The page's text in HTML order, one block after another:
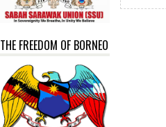
THE FREEDOM OF BORNEO